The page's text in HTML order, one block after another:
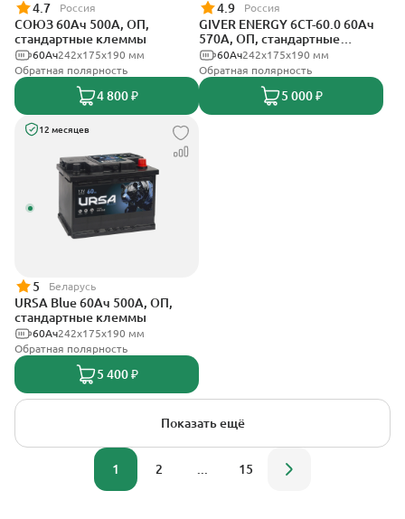
4.7 Россия
СОЮЗ 60Ач 500А, ОП,
стандартные клеммы
242x175x190 мм
60Ач
Обратная полярность
4 800 ₽
4.9 Россия
GIVER ENERGY 6СТ-60.0 60Ач
570А, ОП, стандартные
клеммы242х175х190 мм
60Ач
Обратная полярность
5 000 ₽
12 месяцев
5 Беларусь
URSA Blue 60Ач 500А, ОП,
стандартные клеммы
242х175х190 мм
60Ач
Обратная полярность
5 400 ₽
Показать ещё
1 2 15